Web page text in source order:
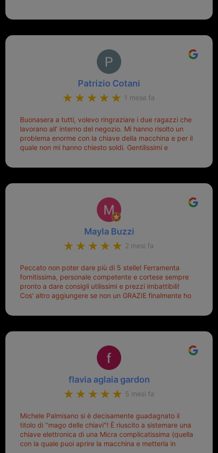
Patrizio Cotani
1 mese fa
Buonasera a tutti, volevo ringraziare i due ragazzi che
lavorano all’ interno del negozio. Mi hanno risolto un
problema enorme con la chiave della macchina e per il
quale non mi hanno chiesto soldi. Gentilissimi e
Sicuramente tornerò qui per qualsiasi altro problema.
Mayla Buzzi
2 mesi fa
Peccato non poter dare più di 5 stelle! Ferramenta
fornitissima, personale competente e cortese sempre
pronto a dare consigli utilissimi e prezzi imbattibili!
Cos' altro aggiungere se non un GRAZIE finalmente ho
mio riferimento. Ah dimenticavo...da loro sono riuscita
Top top top!!!
flavia aglaia gardon
5 mesi fa
Michele Palmisano si è decisamente guadagnato il
titolo di "mago delle chiavi"! È riuscito a sistemare una
chiave elettronica di una Micra complicatissima (quella
con la quale puoi aprire la macchina e metterla in